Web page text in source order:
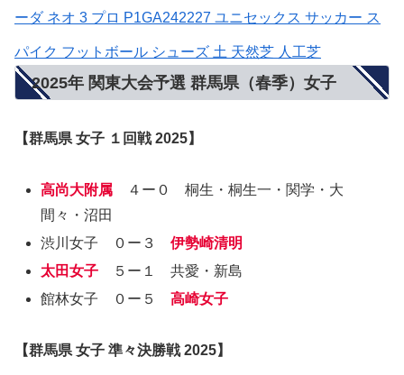
ーダ ネオ 3 プロ P1GA242227 ユニセックス サッカー ス
パイク フットボール シューズ 土 天然芝 人工芝
2025年 関東大会予選 群馬県（春季）女子
【群馬県 女子 １回戦 2025】
高尚大附属 ４ー０ 桐生・桐生一・関学・大
間々・沼田
渋川女子 ０ー３伊勢崎清明
太田女子 ５ー１ 共愛・新島
館林女子 ０ー５高崎女子
【群馬県 女子 準々決勝戦 2025】